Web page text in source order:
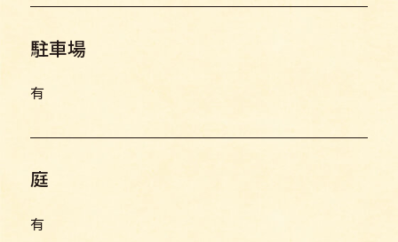
駐車場
有
庭
有